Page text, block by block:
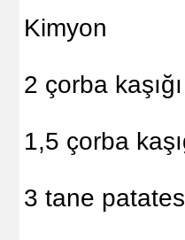
Kimyon
2 çorba
1,5 çorba
3 tane patates